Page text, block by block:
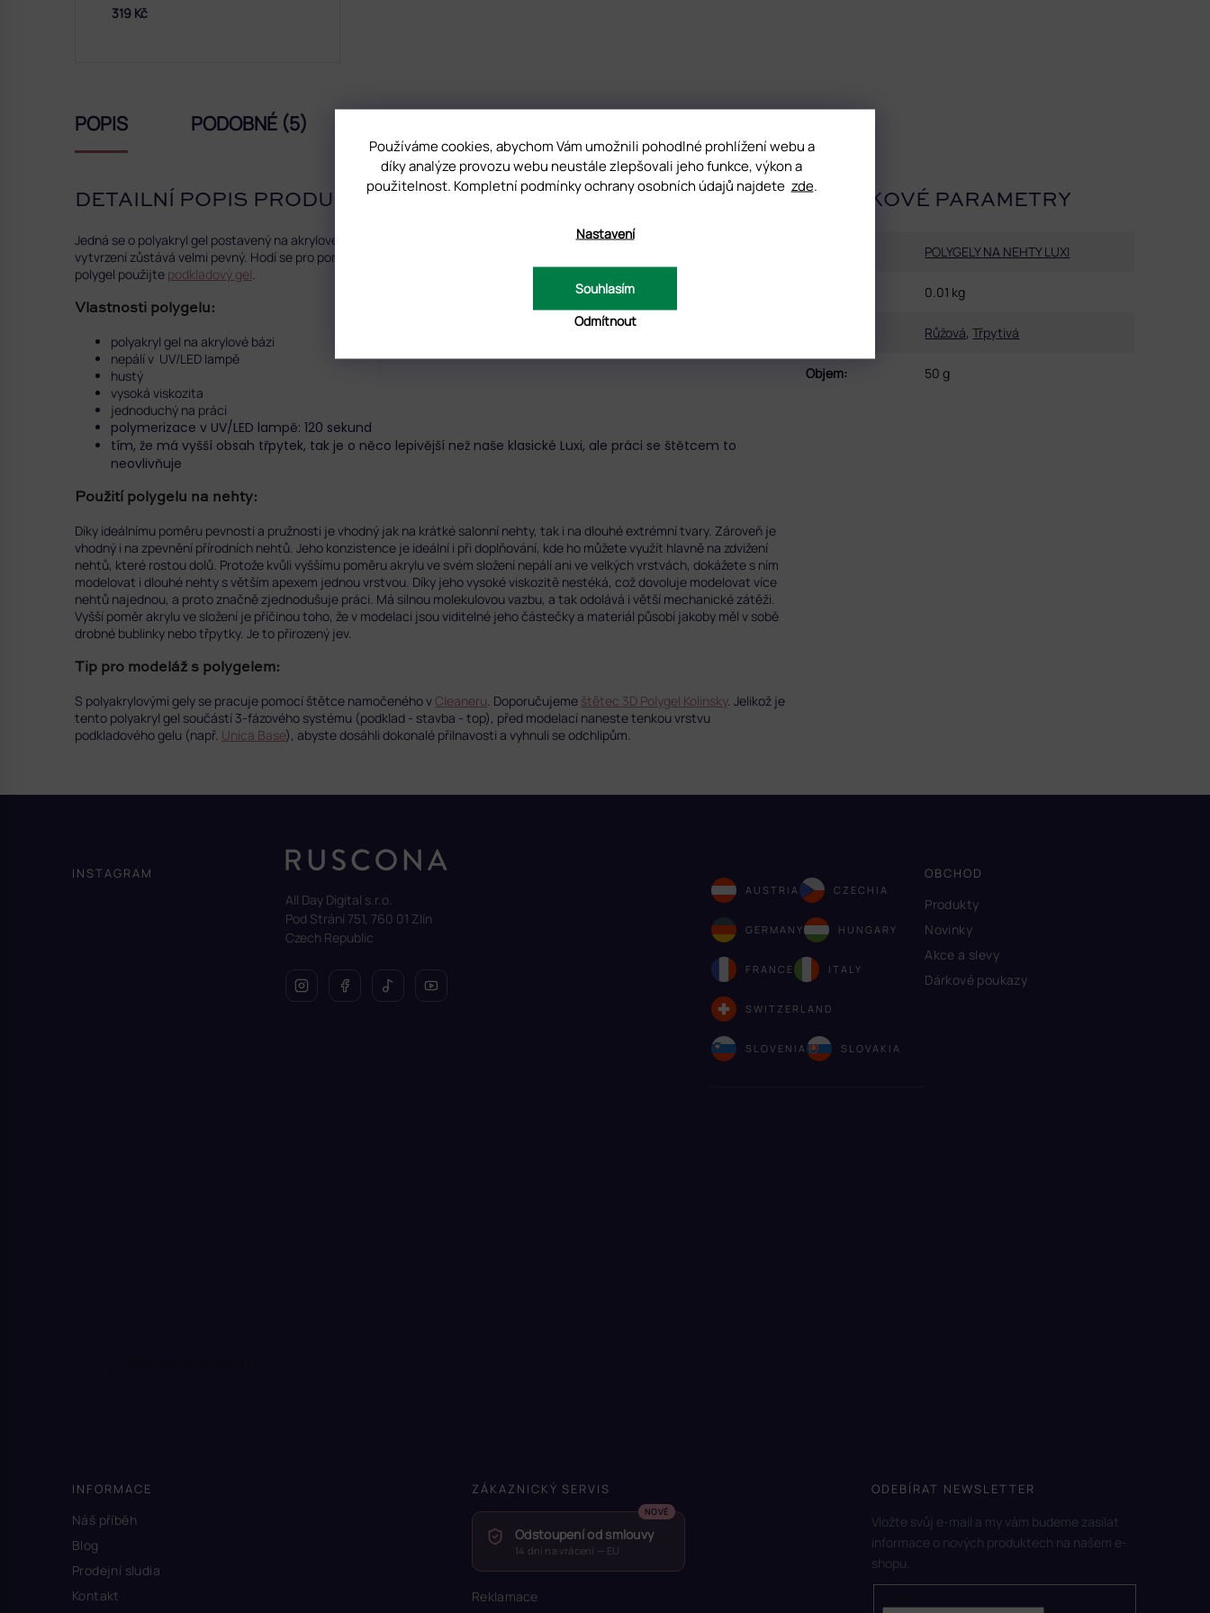
Používáme cookies, abychom Vám umožnili pohodlné prohlížení webu a
díky analýze provozu webu neustále zlepšovali jeho funkce, výkon a
použitelnost. Kompletní podmínky ochrany osobních údajů najdete zde.
Nastavení
Odmítnout
Souhlasím
319 Kč
POPIS PODOBNÉ (5)
DETAILNÍ POPIS PRODUKTU
Jedná se o polyakryl gel postavený na akrylovém základu. Od základního polyakryl gelu se liší tím, že
vytvrzení zůstává velmi pevný. Hodí se pro pomalejší práci a pro začátečníky. Velmi dobře se piluje. Nepálí a nezatéká. Pod
polygel použijte podkladový gel.
Vlastnosti polygelu:
polyakryl gel na akrylové bázi
nepálí v UV/LED lampě
hustý
vysoká viskozita
jednoduchý na práci
polymerizace v UV/LED lampě: 120 sekund
tím, že má vyšší obsah třpytek, tak je o něco lepivější než naše klasické Luxi, ale práci se štětcem to
neovlivňuje
Použití polygelu na nehty:
Díky ideálnímu poměru pevnosti a pružnosti je vhodný jak na krátké salonní nehty, tak i na dlouhé extrémní tvary. Zároveň je
vhodný i na zpevnění přírodních nehtů. Jeho konzistence je ideální i při doplňování, kde ho můžete využít hlavně na zdvižení
nehtů, které rostou dolů. Protože kvůli vyššímu poměru akrylu ve svém složení nepálí ani ve velkých vrstvách, dokážete s ním
modelovat i dlouhé nehty s větším apexem jednou vrstvou. Díky jeho vysoké viskozitě nestéká, což dovoluje modelovat více
nehtů najednou, a proto značně zjednodušuje práci. Má silnou molekulovou vazbu, a tak odolává i větší mechanické zátěži.
Vyšší poměr akrylu ve složení je příčinou toho, že v modelaci jsou viditelné jeho částečky a materiál působí jakoby měl v sobě
drobné bublinky nebo třpytky. Je to přirozený jev.
Tip pro modeláž s polygelem:
S polyakrylovými gely se pracuje pomocí štětce namočeného v Cleaneru. Doporučujeme štětec 3D Polygel Kolinsky. Jelikož je
tento polyakryl gel součástí 3-fázového systému (podklad - stavba - top), před modelací naneste tenkou vrstvu
podkladového gelu (např. Unica Base), abyste dosáhli dokonalé přilnavosti a vyhnuli se odchlipům.
DOPLŇKOVÉ PARAMETRY
POLYGELY NA NEHTY LUXI
0.01 kg
Růžová,Třpytivá
Objem: 50 g
t
INSTAGRAM
All Day Digital s.r.o.
Pod Strání 751, 760 01 Zlín
Czech Republic
AUSTRIA CZECHIA
GERMANY HUNGARY
FRANCE ITALY
SWITZERLAND
SLOVENIA SLOVAKIA
OBCHOD
Produkty
Novinky
Akce a slevy
Dárkové poukazy
INFORMACE
Náš příběh
Blog
Prodejní sludia
Kontakt
ZÁKAZNICKÝ SERVIS
Odstoupení od smlouvy
14 dní na vrácení — EU
Reklamace
ODEBÍRAT NEWSLETTER
Vložte svůj e-mail a my vám budeme zasílat
informace o nových produktech na našem e-
shopu.